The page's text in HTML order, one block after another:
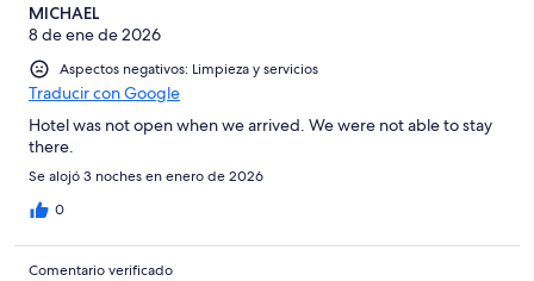
MICHAEL
8 de ene de 2026
Aspectos negativos: Limpieza y servicios
Traducir con Google
Hotel was not open when we arrived. We were not able to stay
there.
Se alojó 3 noches en enero de 2026
0
Comentario verificado